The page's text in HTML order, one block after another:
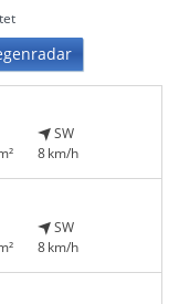
SW
8 km/h
SW
8 km/h